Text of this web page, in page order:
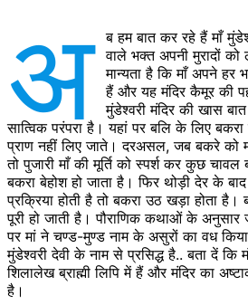
अ
ब हम बात कर रहे हैं माँ
वाले भक्त अपनी मुरादों
मान्यता है कि माँ अपने हर
हैं और यह मंदिर कैमूर की
मुंडेश्वरी मंदिर की खास
सात्विक परंपरा है। यहां पर बलि के लिए
प्राण नहीं लिए जाते। दरअसल, जब बकरे को
तो पुजारी माँ की मूर्ति को स्पर्श कर कुछ
बकरा बेहोश हो जाता है। फिर थोड़ी देर के
प्रक्रिया होती है तो बकरा उठ खड़ा होता
पूरी हो जाती है। पौराणिक कथाओं के अनुसार
पर मां ने चण्ड-मुण्ड नाम के असुरों का वध किया
मुंडेश्वरी देवी के नाम से प्रसिद्ध है.. बता दें कि
शिलालेख ब्राह्मी लिपि में हैं और मंदिर का
है।